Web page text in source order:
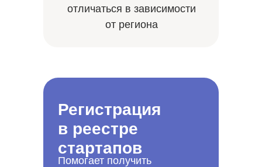
отличаться в зависимости
от региона
Регистрация
в реестре
стартапов
Помогает получить